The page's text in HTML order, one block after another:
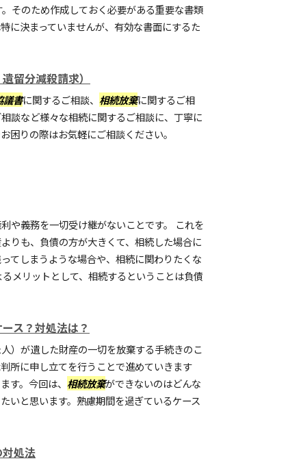
そのため作成しておく必要がある重要な書類
に決まっていませんが、有効な書面にするた
留分減殺請求）
議書に関するご相談、 相続放棄に関するご相
談など様々な相続に関するご相談に、丁寧に
困りの際はお気軽にご相談ください。
や義務を一切受け継がないことです。 これを
りも、負債の方が大きくて、相続した場合に
てしまうような場合や、相続に関わりたくな
メリットとして、相続するということは負債
ス？対処法は？
）が遺した財産の一切を放棄する手続きのこ
所に申し立てを行うことで進めていきます
す。今回は、 相続放棄ができないのはどんな
いと思います。熟慮期間を過ぎているケース
処法